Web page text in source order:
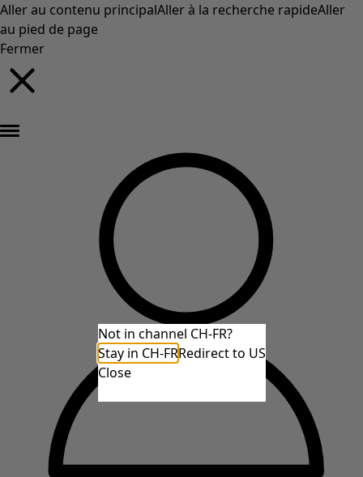
Aller au contenu principalAller à la recherche rapideAller
au pied de page
Fermer
Not in channel CH-FR?
Stay in CH-FRRedirect to US
Close